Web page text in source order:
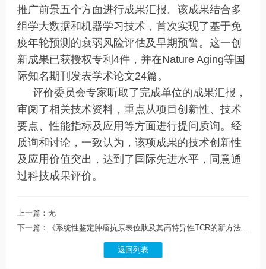
推广前景五个方面进行成果汇报。该成果结合多
组学大数据和机器学习技术，首次实现了基于免
疫年轮预测的衰弱风险评估及早期预警。这一创
新成果已获授权专利4件，并在Nature Aging等国
际知名期刊发表学术论文24篇。
评价委员会专家听取了完成单位的成果汇报，
审阅了相关技术资料，重点从项目创新性、技术
要点、性能指标及应用等方面进行提问质询。经
质询和讨论，一致认为，该项成果的技术创新性
及应用价值突出，达到了国际先进水平，同意通
过科技成果评价。
上一篇：无
下一篇：《系统性鉴定肿瘤抗原表位肽及其高特异性TCR的新方法》通过我学会科技成果评价
返回列表